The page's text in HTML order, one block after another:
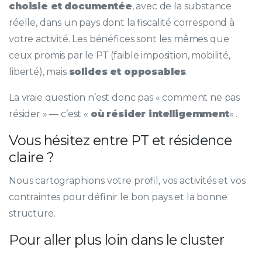
choisie et documentée, avec de la substance
réelle, dans un pays dont la fiscalité correspond à
votre activité. Les bénéfices sont les mêmes que
ceux promis par le PT (faible imposition, mobilité,
liberté), mais solides et opposables.
La vraie question n’est donc pas « comment ne pas
résider » — c’est « où résider intelligemment« .
Vous hésitez entre PT et résidence
claire ?
Nous cartographions votre profil, vos activités et vos
contraintes pour définir le bon pays et la bonne
structure.
Pour aller plus loin dans le cluster